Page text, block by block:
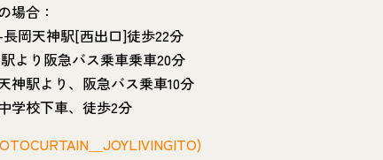
場合：
岡天神駅[西出口]徒歩22分
より阪急バス乗車乗車20分
神駅より、阪急バス乗車10分
学校下車、徒歩2分
＿JOYLIVINGITO)